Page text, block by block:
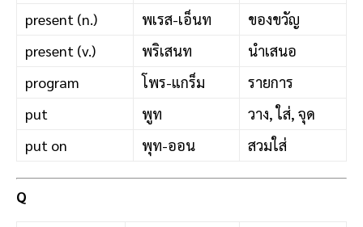
present (n.)
พเรส-เอ็นท
ของขวัญ
present (v.)
พริเสนท
นำเสนอ
program
โพร-แกร็ม
รายการ
put
พูท
วาง, ใส่, จุด
put on
พุท-ออน สวมใส่
Q